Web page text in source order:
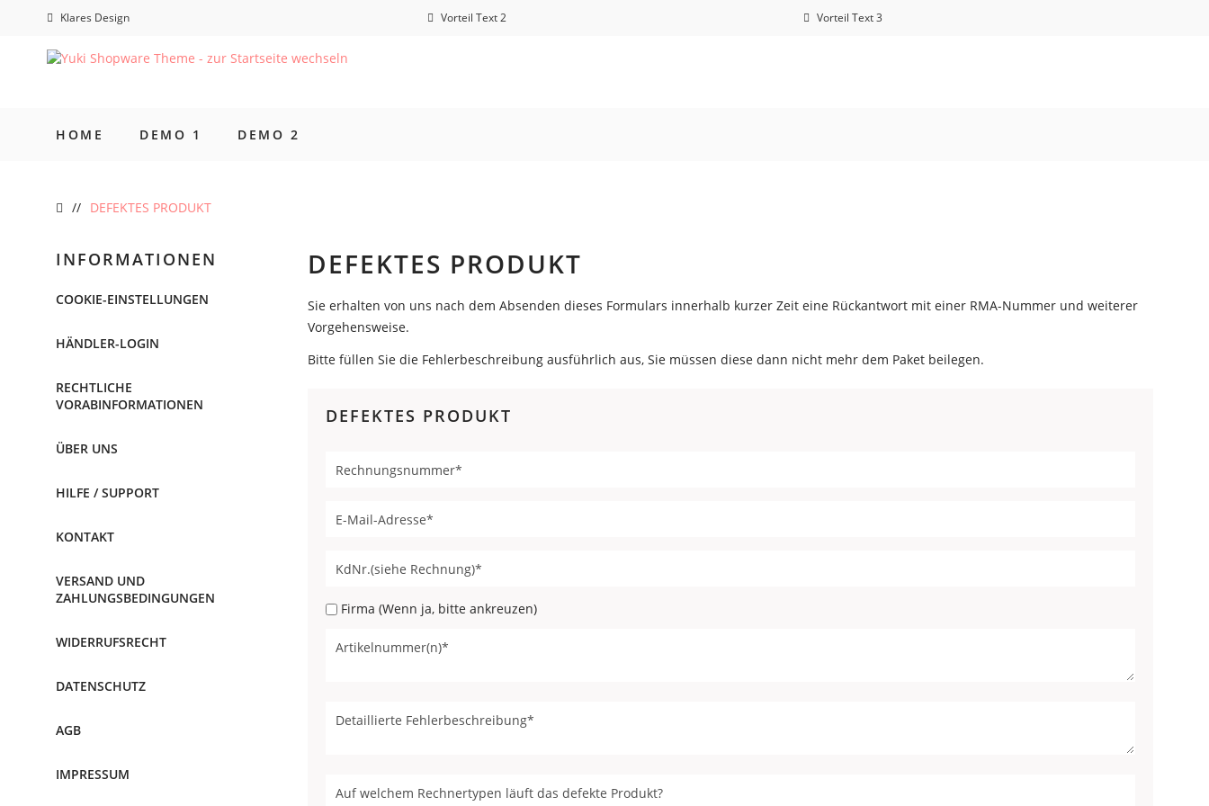
Klares Design Vorteil Text 2 Vorteil Text 3
HOME DEMO 1 DEMO 2
DEFEKTES PRODUKT
INFORMATIONEN
COOKIE-EINSTELLUNGEN
HÄNDLER-LOGIN
RECHTLICHE
VORABINFORMATIONEN
ÜBER UNS
HILFE / SUPPORT
KONTAKT
VERSAND UND
ZAHLUNGSBEDINGUNGEN
WIDERRUFSRECHT
DATENSCHUTZ
AGB
IMPRESSUM
DEFEKTES PRODUKT
Sie erhalten von uns nach dem Absenden dieses Formulars innerhalb kurzer Zeit eine Rückantwort mit einer RMA-Nummer und weiterer
Vorgehensweise.
Bitte füllen Sie die Fehlerbeschreibung ausführlich aus, Sie müssen diese dann nicht mehr dem Paket beilegen.
DEFEKTES PRODUKT
Firma (Wenn ja, bitte ankreuzen)